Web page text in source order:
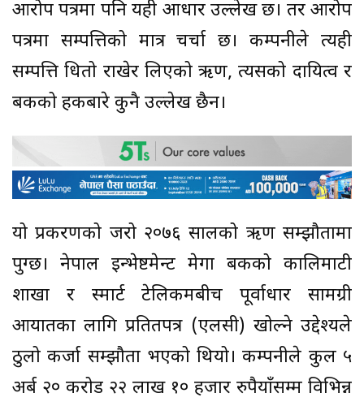
आरोप पत्रमा पनि यही आधार उल्लेख छ। तर आरोप
पत्रमा सम्पत्तिको मात्र चर्चा छ। कम्पनीले त्यही
सम्पत्ति धितो राखेर लिएको ऋण, त्यसको दायित्व र
बैंकको हकबारे कुनै उल्लेख छैन।
यो प्रकरणको जरो २०७६ सालको ऋण सम्झौतामा
पुग्छ। नेपाल इन्भेष्टमेन्ट मेगा बैंकको कालिमाटी
शाखा र स्मार्ट टेलिकमबीच पूर्वाधार सामग्री
आयातका लागि प्रतितपत्र (एलसी) खोल्ने उद्देश्यले
ठुलो कर्जा सम्झौता भएको थियो। कम्पनीले कुल ५
अर्ब २० करोड २२ लाख १० हजार रुपैयाँसम्म विभिन्न